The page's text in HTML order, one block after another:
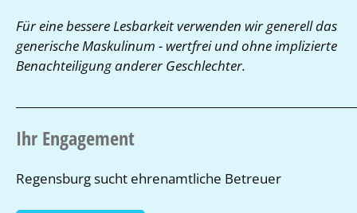
Für eine bessere Lesbarkeit verwenden wir generell das
generische Maskulinum - wertfrei und ohne implizierte
Benachteiligung anderer Geschlechter.
Ihr Engagement
Regensburg sucht ehrenamtliche Betreuer